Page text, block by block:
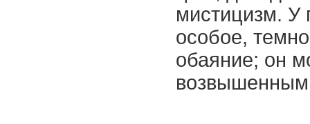
мистицизм. У
особое,
обаяние; он